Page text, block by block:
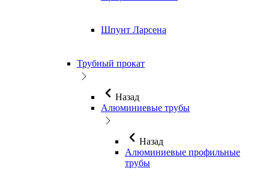
Шпунт Ларсена
Трубный прокат
Назад
Алюминиевые трубы
Назад
Алюминиевые профильные
трубы